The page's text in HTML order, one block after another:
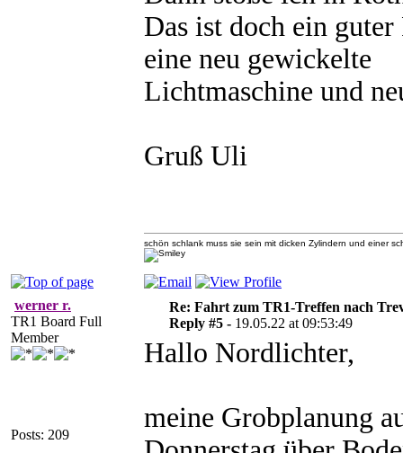
Das ist doch ein
eine neu gewickelte
Lichtmaschine und
Gruß Uli
schön schlank muss sie sein mit dicken Zylindern und einer
werner r.
TR1 Board Full
Member
Posts: 209
Re: Fahrt zum TR1-Treffen nach
Reply #5 - 19.05.22 at 09:53:49
Hallo Nordlichter,
meine Grobplanung